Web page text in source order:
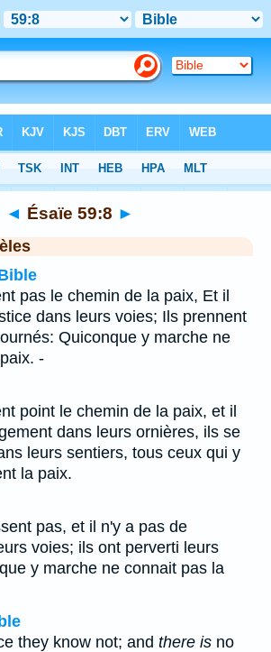
◄ Ésaïe 59:8 ►
pas le chemin de la paix, Et il
dans leurs voies; Ils prennent
Quiconque y marche ne
-
point le chemin de la paix, et il
dans leurs ornières, ils se
leurs sentiers, tous ceux qui y
la paix.
pas, et il n'y a pas de
voies; ils ont perverti leurs
y marche ne connait pas la
they know not; and there is no